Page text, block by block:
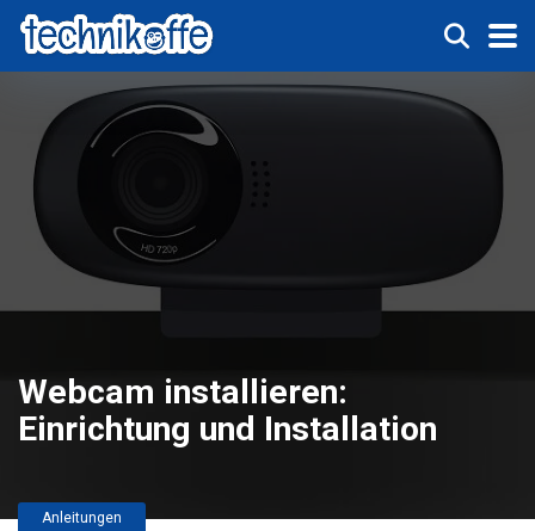
Webcam installieren:
Einrichtung und Installation
Anleitungen